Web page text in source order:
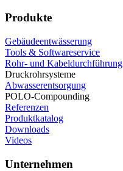
Produkte
Gebäudeentwässerung
Tools & Softwareservice
Rohr- und Kabeldurchführung
Druckrohrsysteme
Abwasserentsorgung
POLO-Compounding
Referenzen
Produktkatalog
Downloads
Videos
Unternehmen